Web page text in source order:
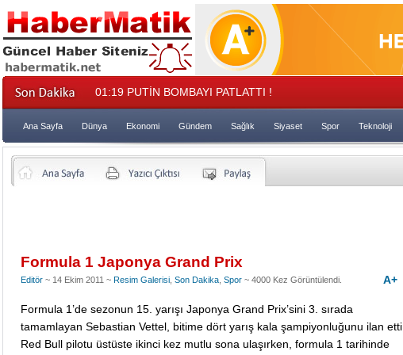
01:19 PUTİN BOMBAYI PATLATTI !
Ana Sayfa Dünya Ekonomi Gündem Sağlık Siyaset Spor Teknoloji
Formula 1 Japonya Grand Prix
Editör ~ 14 Ekim 2011 ~ Resim Galerisi Son Dakika Spor ~ 4000 Kez Görüntülendi. A+
Formula 1’de sezonun 15. yarışı Japonya Grand Prix’sini 3. sırada
tamamlayan Sebastian Vettel, bitime dört yarış kala şampiyonluğunu ilan etti.
Red Bull pilotu üstüste ikinci kez mutlu sona ulaşırken, formula 1 tarihinde